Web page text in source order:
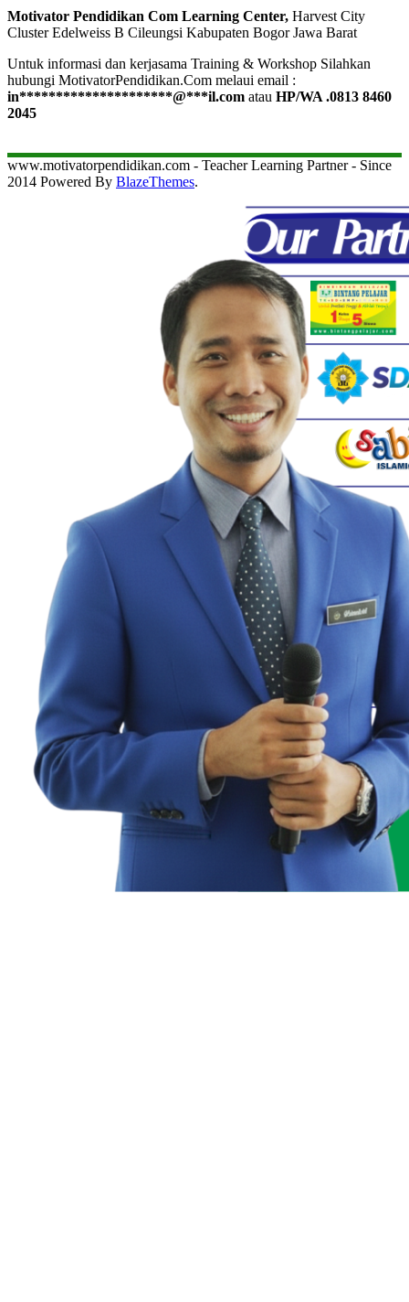
Motivator Pendidikan Com Learning Center, Harvest City
Cluster Edelweiss B Cileungsi Kabupaten Bogor Jawa Barat
Untuk informasi dan kerjasama Training & Workshop Silahkan
hubungi MotivatorPendidikan.Com melaui email :
in*********************@***il.com atau HP/WA .0813 8460
2045
www.motivatorpendidikan.com - Teacher Learning Partner - Since
2014 Powered By BlazeThemes.